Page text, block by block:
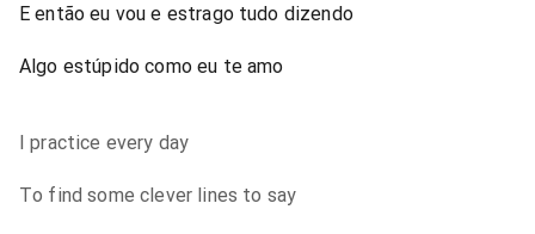
E então eu vou e estrago tudo dizendo
Algo estúpido como eu te amo
I practice every day
To find some clever lines to say